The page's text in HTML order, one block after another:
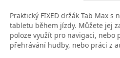
Praktický FIXED držák Tab Max s
tabletu během jízdy. Můžete jej
poloze využít pro navigaci, nebo
přehrávání hudby, nebo práci z